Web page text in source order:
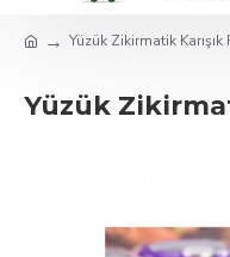
Yüzük Zikirmatik Karışık
Yüzük